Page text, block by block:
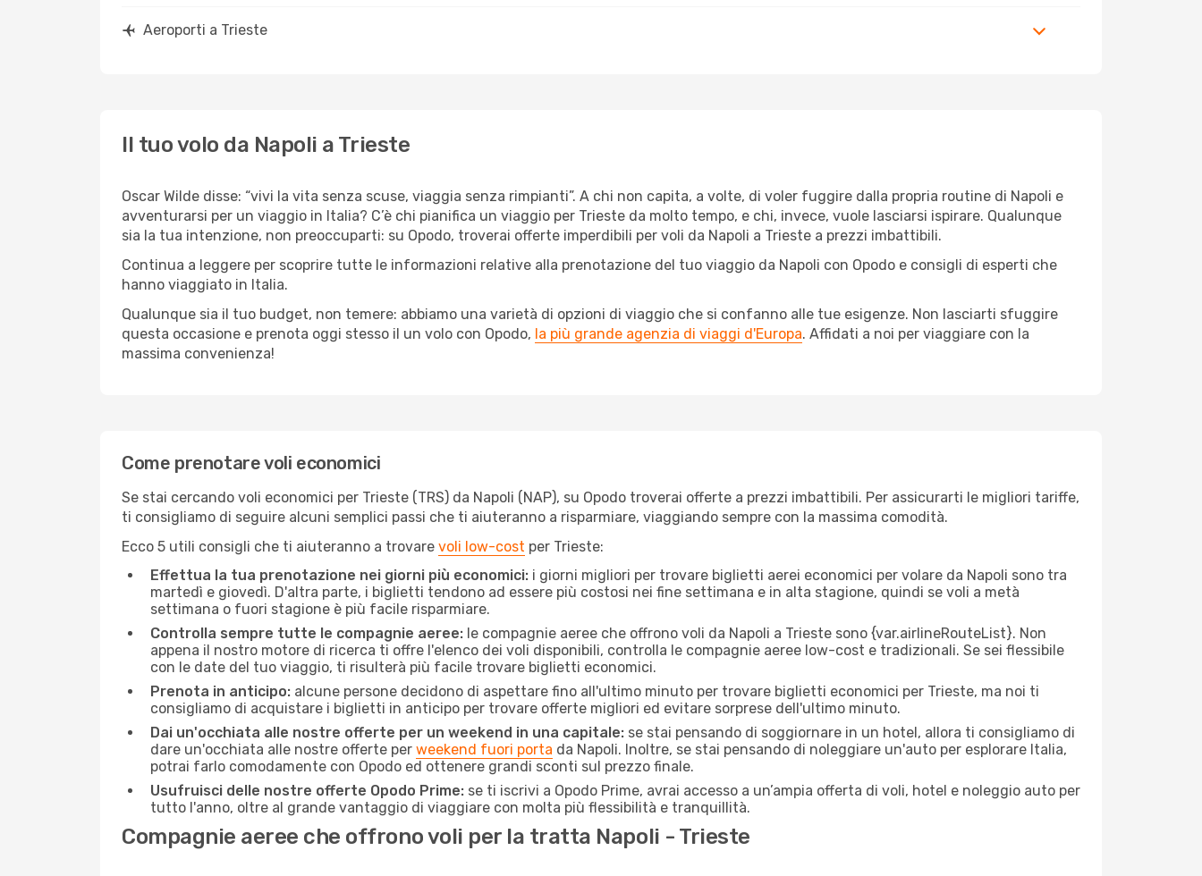
Aeroporti a Trieste
Il tuo volo da Napoli a Trieste
Oscar Wilde disse: “vivi la vita senza scuse, viaggia senza rimpianti”. A chi non capita, a volte, di voler fuggire dalla propria routine di Napoli e
avventurarsi per un viaggio in Italia? C’è chi pianifica un viaggio per Trieste da molto tempo, e chi, invece, vuole lasciarsi ispirare. Qualunque
sia la tua intenzione, non preoccuparti: su Opodo, troverai offerte imperdibili per voli da Napoli a Trieste a prezzi imbattibili.
Continua a leggere per scoprire tutte le informazioni relative alla prenotazione del tuo viaggio da Napoli con Opodo e consigli di esperti che
hanno viaggiato in Italia.
Qualunque sia il tuo budget, non temere: abbiamo una varietà di opzioni di viaggio che si confanno alle tue esigenze. Non lasciarti sfuggire
questa occasione e prenota oggi stesso il un volo con Opodo, la più grande agenzia di viaggi d'Europa. Affidati a noi per viaggiare con la
massima convenienza!
Come prenotare voli economici
Se stai cercando voli economici per Trieste (TRS) da Napoli (NAP), su Opodo troverai offerte a prezzi imbattibili. Per assicurarti le migliori tariffe,
ti consigliamo di seguire alcuni semplici passi che ti aiuteranno a risparmiare, viaggiando sempre con la massima comodità.
Ecco 5 utili consigli che ti aiuteranno a trovare voli low-cost per Trieste:
Effettua la tua prenotazione nei giorni più economici: i giorni migliori per trovare biglietti aerei economici per volare da Napoli sono tra
martedì e giovedì. D'altra parte, i biglietti tendono ad essere più costosi nei fine settimana e in alta stagione, quindi se voli a metà
settimana o fuori stagione è più facile risparmiare.
Controlla sempre tutte le compagnie aeree: le compagnie aeree che offrono voli da Napoli a Trieste sono {​var.airlineRouteList}. Non
appena il nostro motore di ricerca ti offre l'elenco dei voli disponibili, controlla le compagnie aeree low-cost e tradizionali. Se sei flessibile
con le date del tuo viaggio, ti risulterà più facile trovare biglietti economici.
Prenota in anticipo: alcune persone decidono di aspettare fino all'ultimo minuto per trovare biglietti economici per Trieste, ma noi ti
consigliamo di acquistare i biglietti in anticipo per trovare offerte migliori ed evitare sorprese dell'ultimo minuto.
Dai un'occhiata alle nostre offerte per un weekend in una capitale: se stai pensando di soggiornare in un hotel, allora ti consigliamo di
dare un'occhiata alle nostre offerte per weekend fuori porta da Napoli. Inoltre, se stai pensando di noleggiare un'auto per esplorare Italia,
potrai farlo comodamente con Opodo ed ottenere grandi sconti sul prezzo finale.
Usufruisci delle nostre offerte Opodo Prime: se ti iscrivi a Opodo Prime, avrai accesso a un’ampia offerta di voli, hotel e noleggio auto per
tutto l'anno, oltre al grande vantaggio di viaggiare con molta più flessibilità e tranquillità.
Compagnie aeree che offrono voli per la tratta Napoli - Trieste